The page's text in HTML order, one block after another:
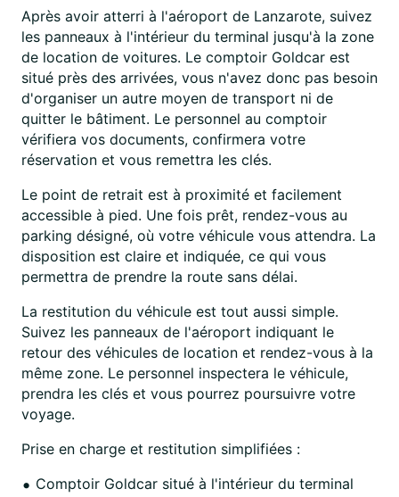
Après avoir atterri à l'aéroport de Lanzarote, suivez
les panneaux à l'intérieur du terminal jusqu'à la zone
de location de voitures. Le comptoir Goldcar est
situé près des arrivées, vous n'avez donc pas besoin
d'organiser un autre moyen de transport ni de
quitter le bâtiment. Le personnel au comptoir
vérifiera vos documents, confirmera votre
réservation et vous remettra les clés.
Le point de retrait est à proximité et facilement
accessible à pied. Une fois prêt, rendez-vous au
parking désigné, où votre véhicule vous attendra. La
disposition est claire et indiquée, ce qui vous
permettra de prendre la route sans délai.
La restitution du véhicule est tout aussi simple.
Suivez les panneaux de l'aéroport indiquant le
retour des véhicules de location et rendez-vous à la
même zone. Le personnel inspectera le véhicule,
prendra les clés et vous pourrez poursuivre votre
voyage.
Prise en charge et restitution simplifiées :
Comptoir Goldcar situé à l'intérieur du terminal